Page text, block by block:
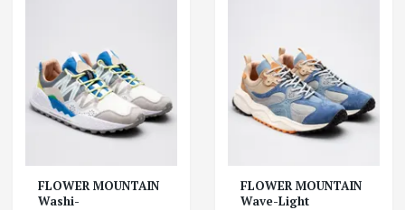
FLOWER MOUNTAIN
Washi-
FLOWER MOUNTAIN
Wave-Light